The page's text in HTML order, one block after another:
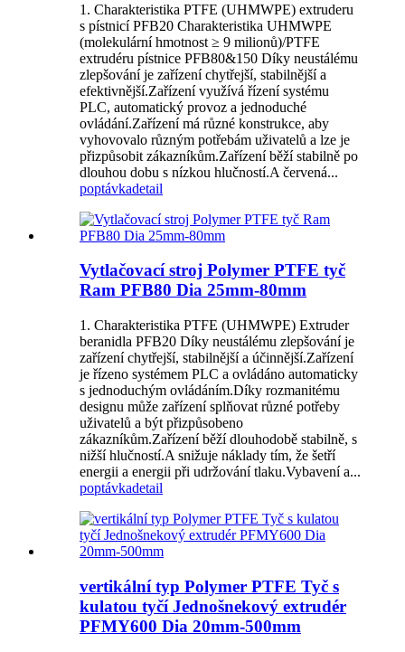
1. Charakteristika PTFE (UHMWPE) extruderu
s pístnicí PFB20 Charakteristika UHMWPE
(molekulární hmotnost ≥ 9 milionů)/PTFE
extrudéru pístnice PFB80&150 Díky neustálému
zlepšování je zařízení chytřejší, stabilnější a
efektivnější.Zařízení využívá řízení systému
PLC, automatický provoz a jednoduché
ovládání.Zařízení má různé konstrukce, aby
vyhovovalo různým potřebám uživatelů a lze je
přizpůsobit zákazníkům.Zařízení běží stabilně po
dlouhou dobu s nízkou hlučností.A červená...
poptávkadetail
Vytlačovací stroj Polymer PTFE tyč
Ram PFB80 Dia 25mm-80mm
1. Charakteristika PTFE (UHMWPE) Extruder
beranidla PFB20 Díky neustálému zlepšování je
zařízení chytřejší, stabilnější a účinnější.Zařízení
je řízeno systémem PLC a ovládáno automaticky
s jednoduchým ovládáním.Díky rozmanitému
designu může zařízení splňovat různé potřeby
uživatelů a být přizpůsobeno
zákazníkům.Zařízení běží dlouhodobě stabilně, s
nižší hlučností.A snižuje náklady tím, že šetří
energii a energii při udržování tlaku.Vybavení a...
poptávkadetail
vertikální typ Polymer PTFE Tyč s
kulatou tyčí Jednošnekový extrudér
PFMY600 Dia 20mm-500mm